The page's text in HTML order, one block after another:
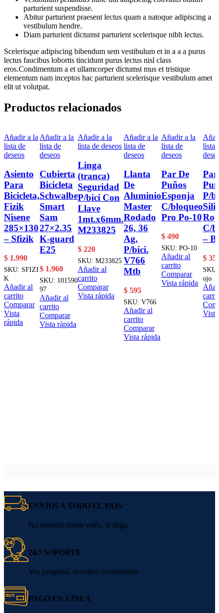
parturient suspendisse.
Abitur parturient praesent lectus quam a natoque adipiscing a
vestibulum hendre.
Diam parturient dictumst parturient scelerisque nibh lectus.
Scelerisque adipiscing bibendum sem vestibulum et in a a a purus
lectus faucibus lobortis tincidunt purus lectus nisl class
eros.Condimentum a et ullamcorper dictumst mus et tristique
elementum nam inceptos hac parturient scelerisque vestibulum amet
elit ut volutpat.
Productos relacionados
Añadir a la
lista de
deseos
Asiento
Para
Bicicleta,
Fizik
Nisene
285×130
– Sfizik
$ 1.990
SKU: SFIZI
K
Añadir al
carrito
Comparar
Vista
rápida
Añadir a la
lista de
deseos
Cubierta
Bicicleta
Schwalbe
Smart
Sam
27×2.35
K-guard
E25
$ 1.960
SKU: 101590
97
Añadir al
carrito
Comparar
Vista rápida
Añadir a la
lista de deseos
Linga
(tranca)
Seguridad
P/bici Con
Llave
1mt.x6mm.
M233825
$ 220
SKU: M233825
Añadir al
carrito
Comparar
Vista rápida
Añadir a la
lista de
deseos
Llanta
De
Aluminio
Master
Rodado
26, 36
Ag.
P/bici.
V766
Mtb
$ 595
SKU: V766
Añadir al
carrito
Comparar
Vista rápida
Añadir a la
lista de
deseos
Par De
Puños
Esponja
C/bloqueo
Pro Po-10
$ 490
SKU: PO-10
Añadir al
carrito
Comparar
Vista rápida
lista
Par
P/
C/
–
$
ojo
ENVÍOS A TODO EL PAÍS
No importa donde estés, te llega.
24/7 SOPORTE
Vos preguntá, nosotros contestamos.
PAGO EN LÍNEA